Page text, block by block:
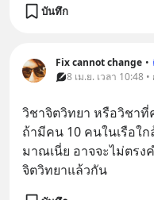
บันทึก
Fix cannot change •
8 เม.ย. เวลา 10:48
วิชาจิตวิทยา หรือวิชาที่
ถ้ามีคน 10 คนในเรือใ
มาณเนี่ย อาจจะไม่ตรง
จิตวิทยาแล้วกัน